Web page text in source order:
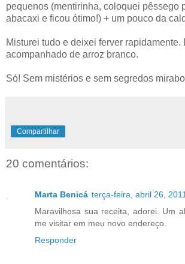
pequenos (mentirinha, coloquei pêssego
abacaxi e ficou ótimo!) + um pouco da
Misturei tudo e deixei ferver rapidamente.
acompanhado de arroz branco.
Só! Sem mistérios e sem segredos
Compartilhar
20 comentários:
Marta Benicá terça-feira, abril 26,
Maravilhosa sua receita, adorei. Um
me visitar em meu novo endereço.
Responder